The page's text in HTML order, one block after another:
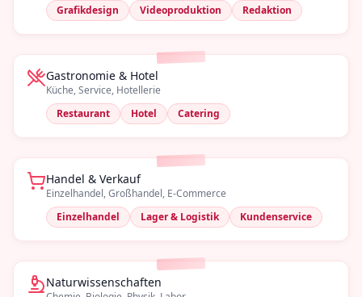
Grafikdesign
Videoproduktion Redaktion
Gastronomie & Hotel
Küche, Service, Hotellerie
Restaurant
Hotel Catering
Handel & Verkauf
Einzelhandel, Großhandel, E-Commerce
Einzelhandel
Lager & Logistik Kundenservice
Naturwissenschaften